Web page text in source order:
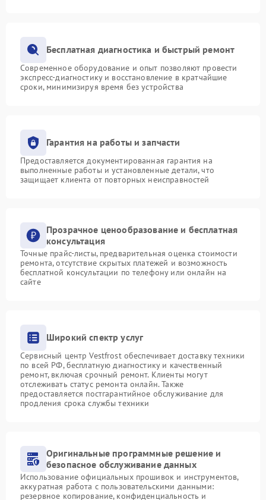
Бесплатная диагностика и быстрый ремонт
Современное оборудование и опыт позволяют провести
экспресс-диагностику и восстановление в кратчайшие
сроки, минимизируя время без устройства
Гарантия на работы и запчасти
Предоставляется документированная гарантия на
выполненные работы и установленные детали, что
защищает клиента от повторных неисправностей
Прозрачное ценообразование и бесплатная
консультация
Точные прайс-листы, предварительная оценка стоимости
ремонта, отсутствие скрытых платежей и возможность
бесплатной консультации по телефону или онлайн на
сайте
Широкий спектр услуг
Сервисный центр Vestfrost обеспечивает доставку техники
по всей РФ, бесплатную диагностику и качественный
ремонт, включая срочный ремонт. Клиенты могут
отслеживать статус ремонта онлайн. Также
предоставляется постгарантийное обслуживание для
продления срока службы техники
Оригинальные программные решение и
безопасное обслуживание данных
Использование официальных прошивок и инструментов,
аккуратная работа с пользовательскими данными:
резервное копирование, конфиденциальность и